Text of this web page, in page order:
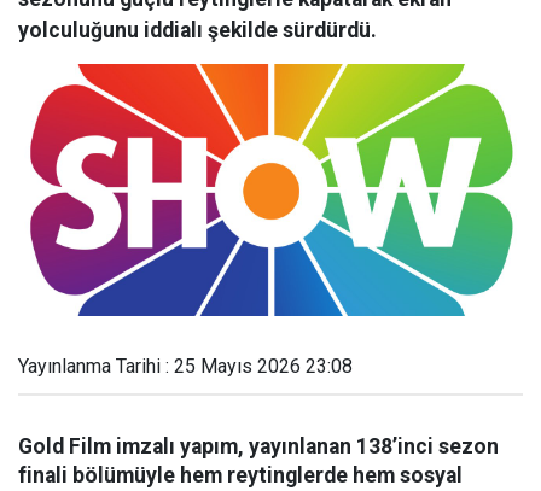
yolculuğunu iddialı şekilde sürdürdü.
Yayınlanma Tarihi : 25 Mayıs 2026 23:08
Gold Film imzalı yapım, yayınlanan 138’inci sezon
finali bölümüyle hem reytinglerde hem sosyal